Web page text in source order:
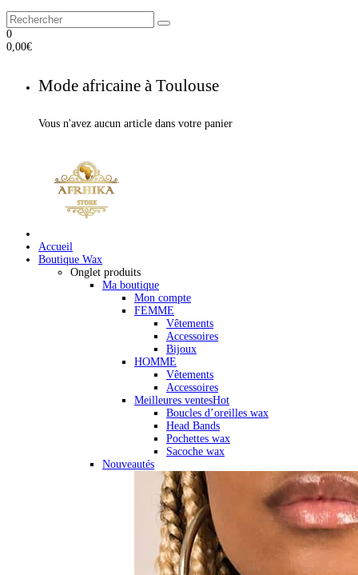
0
0,00€
Mode africaine à Toulouse
Vous n'avez aucun article dans votre panier
Accueil
Boutique Wax
Onglet produits
Ma boutique
Mon compte
FEMME
Vêtements
Accessoires
Bijoux
HOMME
Vêtements
Accessoires
Meilleures ventesHot
Boucles d’oreilles wax
Head Bands
Pochettes wax
Sacoche wax
Nouveautés